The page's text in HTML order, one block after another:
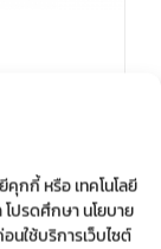
คุกกี้ หรือ เทคโนโลยี
ปรดศึกษา นโยบาย
นใช้บริการเว็บไซต์